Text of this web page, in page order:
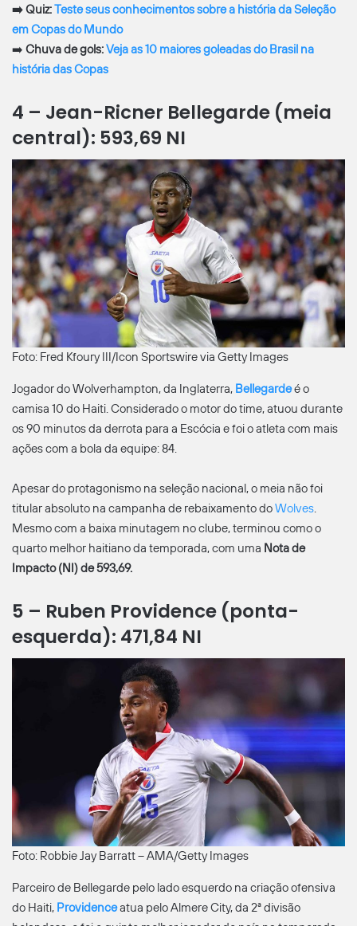
➡️ Quiz:Teste seus conhecimentos sobre a história da Seleção
em Copas do Mundo
➡️ Chuva de gols:Veja as 10 maiores goleadas do Brasil na
história das Copas
4 – Jean-Ricner Bellegarde (meia
central): 593,69 NI
Foto: Fred Kfoury III/Icon Sportswire via Getty Images
Jogador do Wolverhampton, da Inglaterra, Bellegardeé o
camisa 10 do Haiti. Considerado o motor do time, atuou durante
os 90 minutos da derrota para a Escócia e foi o atleta com mais
ações com a bola da equipe: 84.
Apesar do protagonismo na seleção nacional, o meia não foi
titular absoluto na campanha de rebaixamento doWolves.
Mesmo com a baixa minutagem no clube, terminou como o
quarto melhor haitiano da temporada, com uma Nota de
Impacto (NI) de 593,69.
5 – Ruben Providence (ponta-
esquerda): 471,84 NI
Foto: Robbie Jay Barratt – AMA/Getty Images
Parceiro de Bellegarde pelo lado esquerdo na criação ofensiva
do Haiti, Providenceatua pelo Almere City, da 2ª divisão